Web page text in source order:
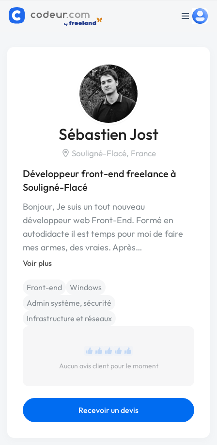
Sébastien Jost
Souligné-Flacé, France
Développeur front-end freelance à
Souligné-Flacé
Bonjour, Je suis un tout nouveau
développeur web Front-End. Formé en
autodidacte il est temps pour moi de faire
mes armes, des vraies. Après…
Voir plus
Front-end
Windows
Admin système, sécurité
Infrastructure et réseaux
Aucun avis client pour le moment
Recevoir un devis